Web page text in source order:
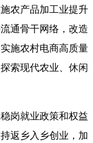
农产品加工业提升
通骨干网络，改造
施农村电商高质量
索现代农业、休闲
岗就业政策和权益
返乡入乡创业，加